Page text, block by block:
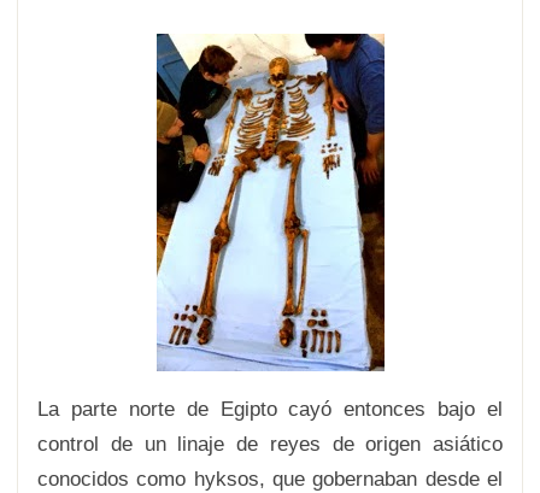
La parte norte de Egipto cayó entonces bajo el
control de un linaje de reyes de origen asiático
conocidos como hyksos, que gobernaban desde el